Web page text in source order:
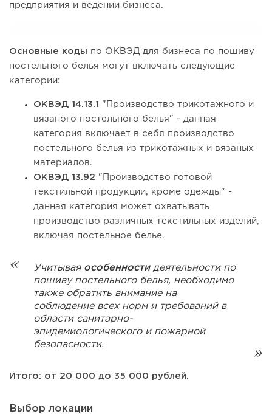
предприятия и ведении бизнеса.
Основные коды по ОКВЭД для бизнеса по пошиву
постельного белья могут включать следующие
категории:
ОКВЭД 14.13.1
"Производство трикотажного и
вязаного постельного белья" - данная
категория включает в себя производство
постельного белья из трикотажных и вязаных
материалов.
ОКВЭД 13.92 "Производство готовой
текстильной продукции, кроме одежды" -
данная категория может охватывать
производство различных текстильных изделий,
включая постельное белье.
Учитывая особенностидеятельности по
пошиву постельного белья, необходимо
также обратить внимание на
соблюдение всех норм и требований в
области санитарно-
эпидемиологического и пожарной
безопасности.
Итого: от 20 000 до 35 000 рублей.
Выбор локации